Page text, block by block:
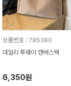
상품번호 : 785380
데일리 투웨이 캔버스백
6,350원